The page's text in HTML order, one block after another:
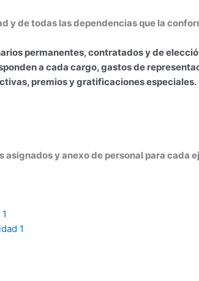
y de todas las dependencias que la
permanentes, contratados y de
a cada cargo, gastos de
premios y gratificaciones especiales.
asignados y anexo de personal para cada
1